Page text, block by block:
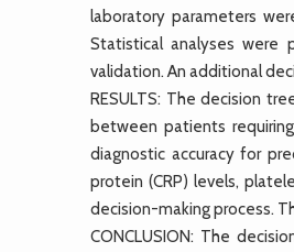
laboratory parameters
Statistical analyses were
validation. An additional
RESULTS: The decision
between patients
diagnostic accuracy for
protein (CRP) levels,
decision-making process.
CONCLUSION: The